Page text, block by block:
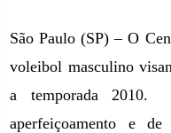
São Paulo (SP) – O
voleibol masculino
a temporada 2010.
aperfeiçoamento e